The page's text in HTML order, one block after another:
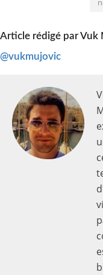
Article rédigé parVuk
@vukmujovic